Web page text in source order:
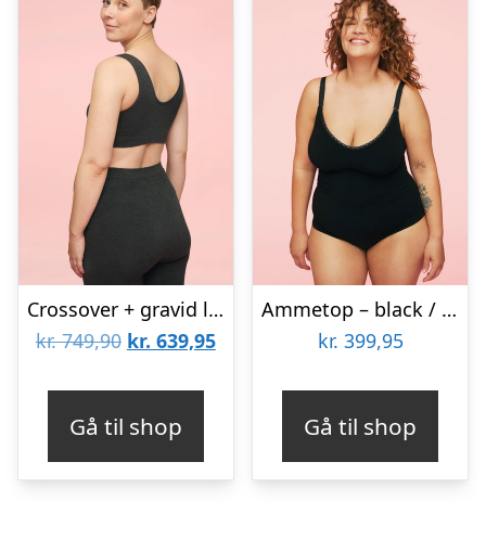
Crossover + gravid leggings i charcoal – m/l / s
kr.749,90 Den
var:
kr. 749,90.
kr. 639,95Den
kr. 639,95.
Gå til shop
Ammetop – black / l/xl
kr. 399,95
Gå til shop